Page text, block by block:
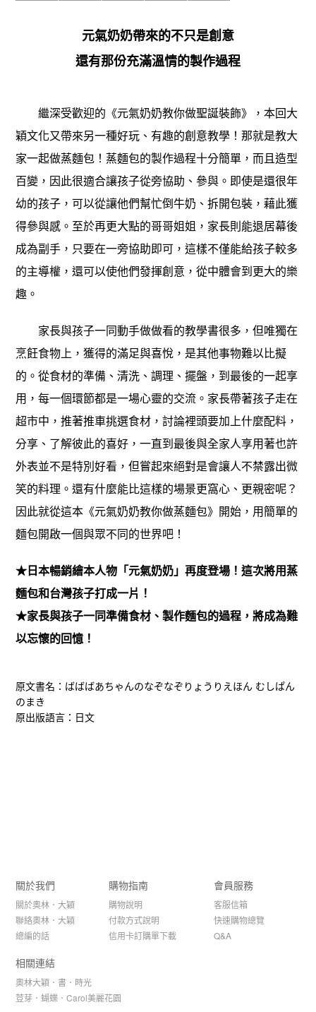
元氣奶奶帶來的不只是創意
還有那份充滿溫情的製作過程
繼深受歡迎的《元氣奶奶教你做聖誕裝飾》，本回大
穎文化又帶來另一種好玩、有趣的創意教學！那就是教大
家一起做蒸麵包！蒸麵包的製作過程十分簡單，而且造型
百變，因此很適合讓孩子從旁協助、參與。即使是還很年
幼的孩子，可以從讓他們幫忙倒牛奶、拆開包裝，藉此獲
得參與感。至於再更大點的哥哥姐姐，家長則能退居幕後
成為副手，只要在一旁協助即可，這樣不僅能給孩子較多
的主導權，還可以使他們發揮創意，從中體會到更大的樂
趣。
家長與孩子一同動手做做看的教學書很多，但唯獨在
烹飪食物上，獲得的滿足與喜悅，是其他事物難以比擬
的。從食材的準備、清洗、調理、擺盤，到最後的一起享
用，每一個環節都是一場心靈的交流。家長帶著孩子走在
超市中，推著推車挑選食材，討論裡頭要加上什麼配料，
分享、了解彼此的喜好，一直到最後與全家人享用著也許
外表並不是特別好看，但嘗起來絕對是會讓人不禁露出微
笑的料理。還有什麼能比這樣的場景更窩心、更親密呢？
因此就從這本《元氣奶奶教你做蒸麵包》開始，用簡單的
麵包開啟一個與眾不同的世界吧！
★日本暢銷繪本人物「元氣奶奶」再度登場！這次將用蒸
麵包和台灣孩子打成一片！
★家長與孩子一同準備食材、製作麵包的過程，將成為難
以忘懷的回憶！
原文書名： ばばばあちゃんのなぞなぞりょうりえほん むしぱん
のまき
原出版語言：日文
關於我們
關於奧林．大穎
聯絡奧林．大穎
總編的話
購物指南
購物說明
付款方式說明
信用卡訂購單下載
會員服務
客服信箱
快速購物總覽
Q&A
相關連結
奧林大穎．書．時光
荳芽．蝴蝶．Carol美麗花園